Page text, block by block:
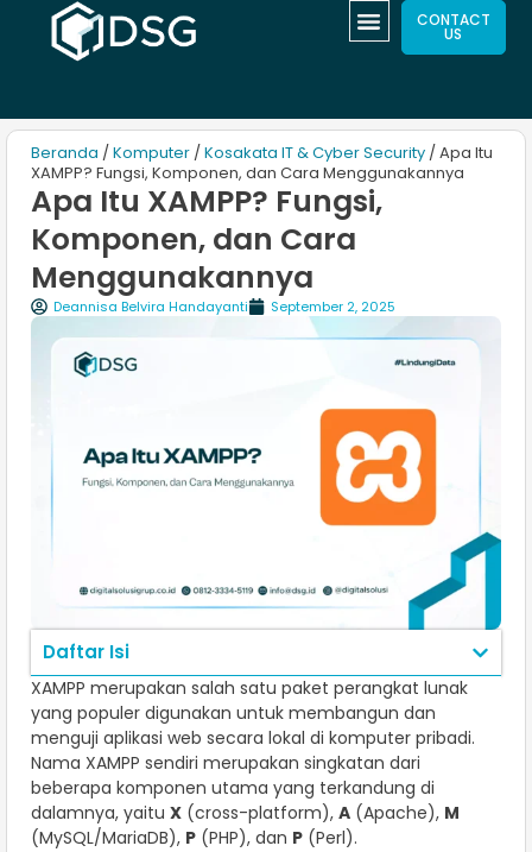
CONTACT
US
Beranda / Komputer / Kosakata IT & Cyber Security / Apa Itu
XAMPP? Fungsi, Komponen, dan Cara Menggunakannya
Apa Itu XAMPP? Fungsi,
Komponen, dan Cara
Menggunakannya
Deannisa Belvira Handayanti September 2, 2025
Daftar Isi
XAMPP merupakan salah satu paket perangkat lunak
yang populer digunakan untuk membangun dan
menguji aplikasi web secara lokal di komputer pribadi.
Nama XAMPP sendiri merupakan singkatan dari
beberapa komponen utama yang terkandung di
dalamnya, yaitu X (cross-platform), A (Apache), M
(MySQL/MariaDB), P (PHP), dan P (Perl).